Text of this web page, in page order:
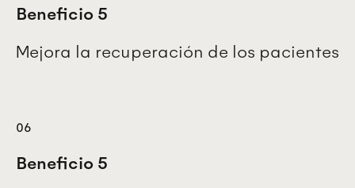
Beneficio 5
Mejora la recuperación de los pacientes
06
Beneficio 5